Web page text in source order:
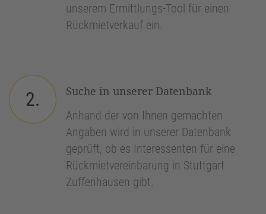
unserem Ermittlungs-Tool für einen
Rückmietverkauf ein.
2.
Suche in unserer Datenbank
Anhand der von Ihnen gemachten
Angaben wird in unserer Datenbank
geprüft, ob es Interessenten für eine
Rückmietvereinbarung in Stuttgart
Zuffenhausen gibt.